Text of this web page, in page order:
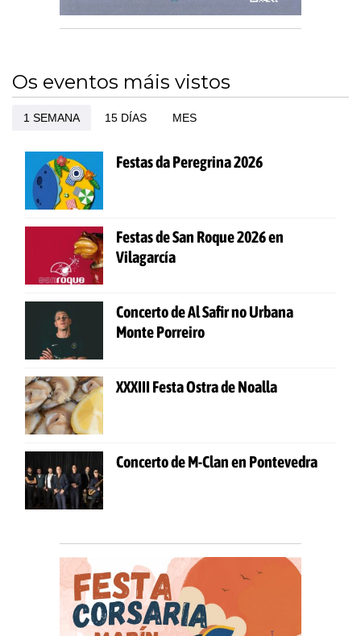
Os eventos máis vistos
1 SEMANA 15 DÍAS MES
Festas da Peregrina 2026
Festas de San Roque 2026 en
Vilagarcía
Concerto de Al Safir no Urbana
Monte Porreiro
XXXIII Festa Ostra de Noalla
Concerto de M-Clan en Pontevedra